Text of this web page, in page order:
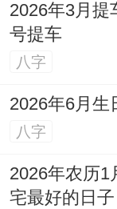
纸、上面用
今晚23点前
这些方法不
2026年3月提
号提车
八字
2026年6月生
八字
2026年农历1
宅最好的日子